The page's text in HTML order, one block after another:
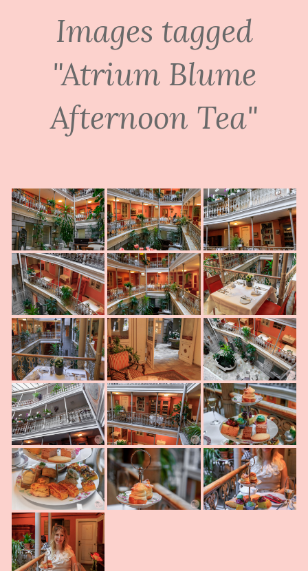
Images tagged
"Atrium Blume
Afternoon Tea"